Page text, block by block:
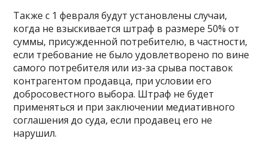
Также с 1 февраля будут установлены случаи,
когда не взыскивается штраф в размере 50% от
суммы, присужденной потребителю, в частности,
если требование не было удовлетворено по вине
самого потребителя или из-за срыва поставок
контрагентом продавца, при условии его
добросовестного выбора. Штраф не будет
применяться и при заключении медиативного
соглашения до суда, если продавец его не
нарушил.